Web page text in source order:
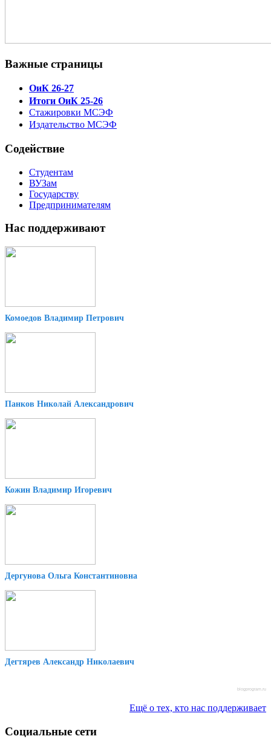
Важные страницы
ОиК 26-27
Итоги ОиК 25-26
Стажировки МСЭФ
Издательство МСЭФ
Содействие
Студентам
ВУЗам
Государству
Предпринимателям
Нас поддерживают
Комоедов Владимир Петрович
Панков Николай Александрович
Кожин Владимир Игоревич
Дергунова Ольга Константиновна
Дегтярев Александр Николаевич
blogprogram.ru
Ещё о тех, кто нас поддерживает
Социальные сети